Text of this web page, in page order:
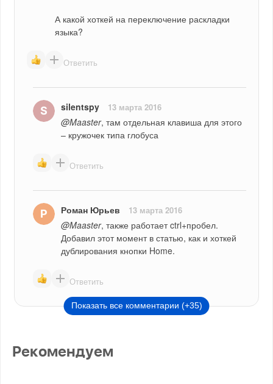
А какой хоткей на переключение раскладки
языка?
Ответить
silentspy 13 марта 2016
@Maaster, там отдельная клавиша для этого
– кружочек типа глобуса
Ответить
Роман Юрьев 13 марта 2016
@Maaster, также работает ctrl+пробел.
Добавил этот момент в статью, как и хоткей
дублирования кнопки Home.
Ответить
Показать все комментарии (+35)
Рекомендуем